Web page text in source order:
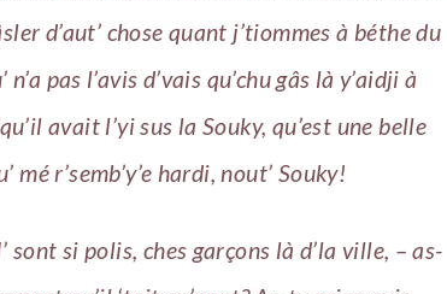
d’aut’ chose quant j’tiommes à béthe du
pas l’avis d’vais qu’chu gâs là y’aidji à
avait l’yi sus la Souky, qu’est une belle
mé r’semb’y’e hardi, nout’ Souky!
sont si polis, ches garçons là d’la ville, – as-